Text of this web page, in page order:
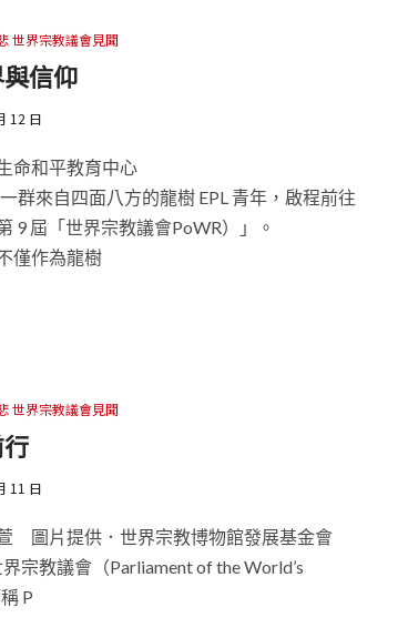
世界宗教議會見聞
信仰
12 日
命和平教育中心
群來自四面八方的龍樹 EPL 青年，啟程前往
9 屆「世界宗教議會PoWR）」。
僅作為龍樹
世界宗教議會見聞
11 日
圖片提供．世界宗教博物館發展基金會
宗教議會（Parliament of the World’s
P